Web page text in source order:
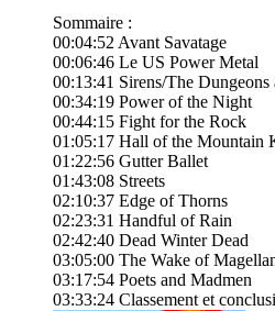
Sommaire :
00:04:52 Avant Savatage
00:06:46 Le US Power Metal
00:13:41 Sirens/The Dungeons
00:34:19 Power of the Night
00:44:15 Fight for the Rock
01:05:17 Hall of the Mountain
01:22:56 Gutter Ballet
01:43:08 Streets
02:10:37 Edge of Thorns
02:23:31 Handful of Rain
02:42:40 Dead Winter Dead
03:05:00 The Wake of
03:17:54 Poets and Madmen
03:33:24 Classement et